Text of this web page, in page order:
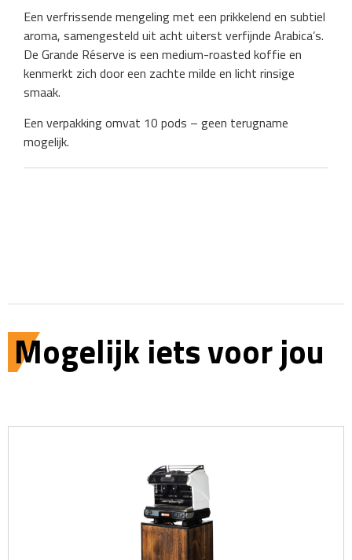
Een verfrissende mengeling met een prikkelend en subtiel
aroma, samengesteld uit acht uiterst verfijnde Arabica’s.
De Grande Réserve is een medium-roasted koffie en
kenmerkt zich door een zachte milde en licht rinsige
smaak.
Een verpakking omvat 10 pods – geen terugname
mogelijk.
Mogelijk iets voor jou